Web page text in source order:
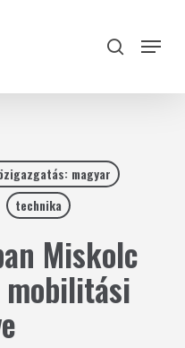
search
Menu
magyar
technika
Miskolc
Close